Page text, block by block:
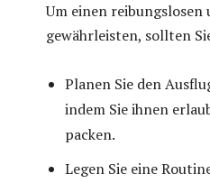
Um einen
gewährleisten, sollten
Planen Sie den
indem Sie ihnen
packen.
Legen Sie eine